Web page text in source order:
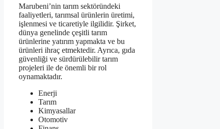
Marubeni’nin tarım sektöründeki
faaliyetleri, tarımsal ürünlerin üretimi,
işlenmesi ve ticaretiyle ilgilidir. Şirket,
dünya genelinde çeşitli tarım
ürünlerine yatırım yapmakta ve bu
ürünleri ihraç etmektedir. Ayrıca, gıda
güvenliği ve sürdürülebilir tarım
projeleri ile de önemli bir rol
oynamaktadır.
Enerji
Tarım
Kimyasallar
Otomotiv